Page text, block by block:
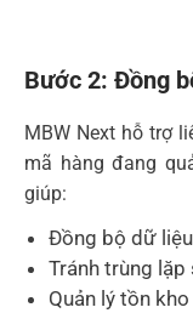
Bước 2: Đồng
MBW Next hỗ trợ
mã hàng đang
giúp:
Đồng bộ dữ
Tránh trùng lặp
Quản lý tồn